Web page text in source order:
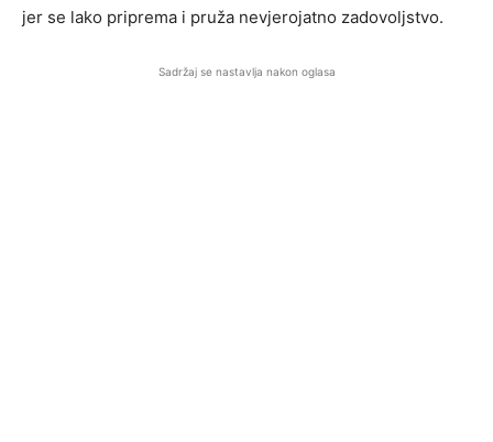
jer se lako priprema i pruža nevjerojatno zadovoljstvo.
Sadržaj se nastavlja nakon oglasa